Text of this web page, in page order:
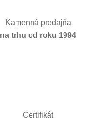
Kamenná predajňa
na trhu od roku 1994
Certifikát